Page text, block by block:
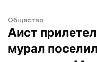
Общество
Аист
мурал